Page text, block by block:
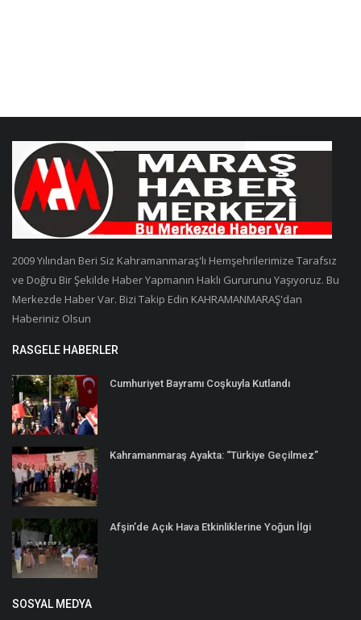
2009 Yılından Beri Siz Kahramanmaraş'lı Hemşehrilerimize Tarafsız
ve Doğru Bir Şekilde Haber Yapmanın Haklı Gururunu Yaşıyoruz. Bu
Merkezde Haber Var. Bizi Takip Edin KAHRAMANMARAŞ'dan
Haberiniz Olsun
RASGELE HABERLER
Cumhuriyet Bayramı Coşkuyla Kutlandı
Kahramanmaraş Ayakta: “Türkiye Geçilmez”
Afşin’de Açık Hava Etkinliklerine Yoğun İlgi
SOSYAL MEDYA